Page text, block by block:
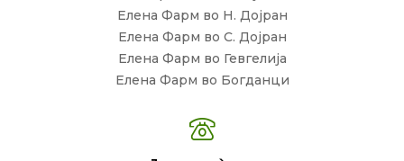
Елена Фарм во Н. Дојран
Елена Фарм во С. Дојран
Елена Фарм во Гевгелија
Елена Фарм во Богданци